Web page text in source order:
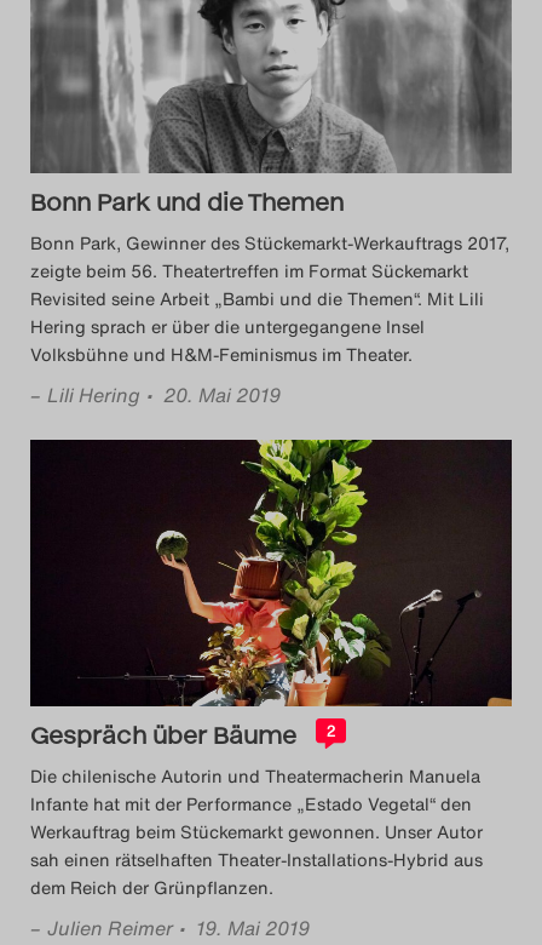
Das Theatertreffen-Blog
2014
Das Theatertreffen-Blog
2015
Das Theatertreffen-Blog
2016
Das Theatertreffen-Blog
Das Theatertreffen-Blog
2018
Das Theatertreffen-Blog
2018 Alumni
Das Theatertreffen-Blog
2019
Das Theatertreffen-Blog
2020
Das Theatertreffen-Blog
Bonn Park und die Themen
Bonn Park, Gewinner des Stückemarkt-Werkauftrags 2017,
zeigte beim 56. Theatertreffen im Format Sückemarkt
Revisited seine Arbeit „Bambi und die Themen“. Mit Lili
Hering sprach er über die untergegangene Insel
Volksbühne und H&M-Feminismus im Theater.
– Lili Hering • 20. Mai 2019
Gespräch über Bäume 2
Die chilenische Autorin und Theatermacherin Manuela
Infante hat mit der Performance „Estado Vegetal“ den
Werkauftrag beim Stückemarkt gewonnen. Unser Autor
sah einen rätselhaften Theater-Installations-Hybrid aus
dem Reich der Grünpflanzen.
– Julien Reimer • 19. Mai 2019